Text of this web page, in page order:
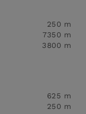
250 m
7350 m
3800 m
625 m
250 m